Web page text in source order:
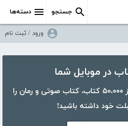
دسته‌ها جستجو
ورود / ثبت نام
با اپلیکیشن کتابراه، بیش از ۵۰،۰۰۰ کتاب، کتاب صوتی و رمان را
خود داشته باشید!